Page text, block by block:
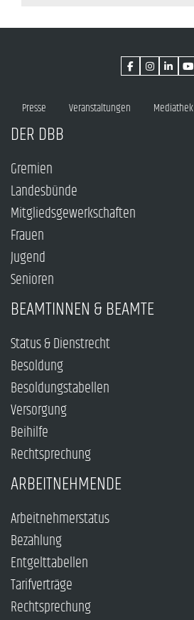
Presse Veranstaltungen Mediathek
DER DBB
Gremien
Landesbünde
Mitgliedsgewerkschaften
Frauen
Jugend
Senioren
BEAMTINNEN & BEAMTE
Status & Dienstrecht
Besoldung
Besoldungstabellen
Versorgung
Beihilfe
Rechtsprechung
ARBEITNEHMENDE
Arbeitnehmerstatus
Bezahlung
Entgelttabellen
Tarifverträge
Rechtsprechung